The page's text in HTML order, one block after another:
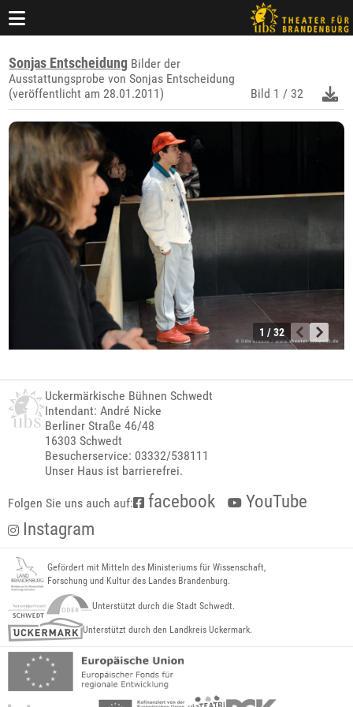
Sonjas Entscheidung Bilder der
Ausstattungsprobe von Sonjas Entscheidung
(veröffentlicht am 28.01.2011)
Bild 1 / 32
1 / 32
Uckermärkische Bühnen Schwedt
Intendant: André Nicke
Berliner Straße 46/48
16303 Schwedt
Besucherservice: 03332/538111
Unser Haus ist barrierefrei.
Folgen Sie uns auch auf: facebook
YouTube
Instagram
Gefördert mit Mitteln des Ministeriums für Wissenschaft,
Forschung und Kultur des Landes Brandenburg.
Unterstützt durch die Stadt Schwedt.
Unterstützt durch den Landkreis Uckermark.